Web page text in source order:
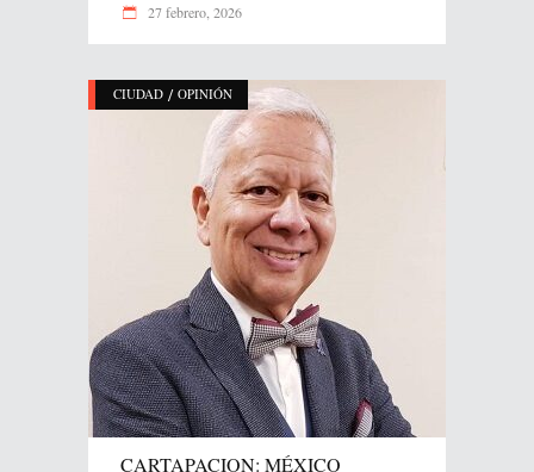
27 febrero, 2026
CIUDAD / OPINIÓN
CARTAPACION: MÉXICO